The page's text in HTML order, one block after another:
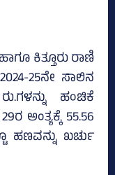
ಕಿತ್ತೂರು ರಾಣಿ
25ನೇ ಸಾಲಿನ
ಹಂಚಿಕೆ
ಅಂತ್ಯಕ್ಕೆ 55.56
ಖರ್ಚು